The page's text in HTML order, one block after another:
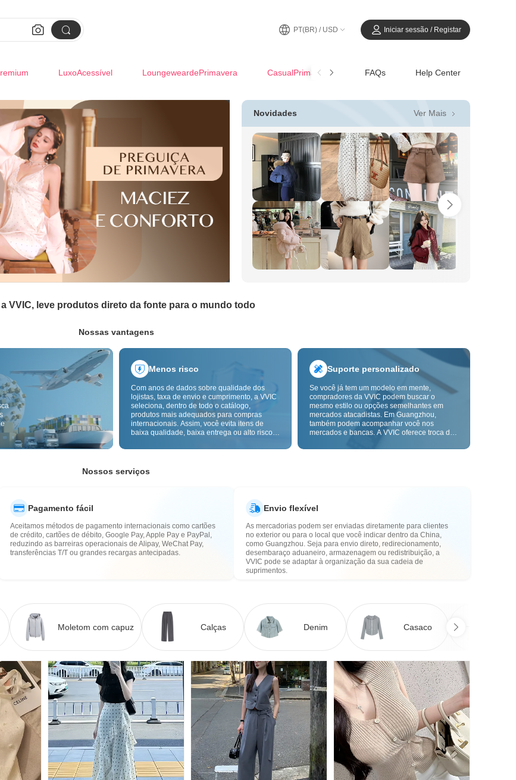
  PT(BR) / USD Iniciar sessão / Registar
LuxoAcessível LoungeweardePrimavera CasualPrimavera-Verão FAQs Help Center
Novidades Ver Mais 
VVIC, leve produtos direto da fonte para o mundo todo
Nossas vantagens
Menos risco
Com anos de dados sobre qualidade dos
lojistas, taxa de envio e cumprimento, a VVIC
seleciona, dentro de todo o catálogo,
produtos mais adequados para compras
internacionais. Assim, você evita itens de
baixa qualidade, baixa entrega ou alto risco,
inspeção de qualidade transfronteiriça e as
riscos de qualidade, alfândega e pós-venda.
Suporte personalizado
Se você já tem um modelo em mente,
compradores da VVIC podem buscar o
mesmo estilo ou opções semelhantes em
mercados atacadistas. Em Guangzhou,
também podem acompanhar você nos
mercados e bancas. A VVIC oferece troca de
OEM por imagem ou amostra, para tornar
Nossos serviços
Pagamento fácil
Aceitamos métodos de pagamento internacionais como cartões
de crédito, cartões de débito, Google Pay, Apple Pay e PayPal,
reduzindo as barreiras operacionais de Alipay, WeChat Pay,
transferências T/T ou grandes recargas antecipadas.
Envio flexível
As mercadorias podem ser enviadas diretamente para clientes
no exterior ou para o local que você indicar dentro da China,
como Guangzhou. Seja para envio direto, redirecionamento,
desembaraço aduaneiro, armazenagem ou redistribuição, a
VVIC pode se adaptar à organização da sua cadeia de
suprimentos.
Moletom com capuz Calças Denim Casaco